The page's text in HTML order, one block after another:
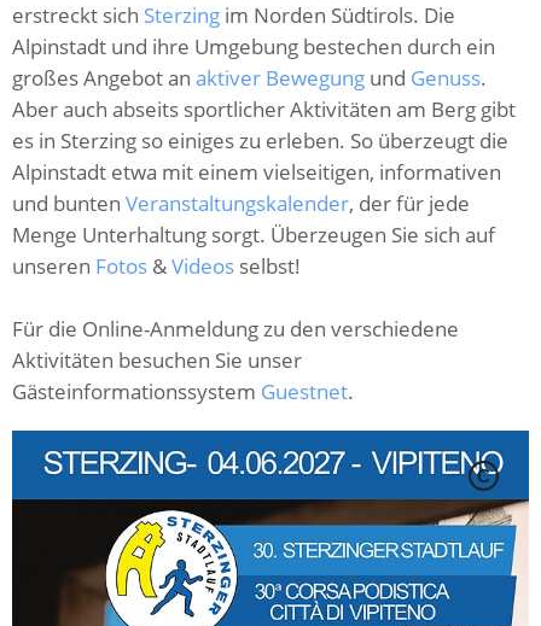
erstreckt sich Sterzing im Norden Südtirols. Die
Alpinstadt und ihre Umgebung bestechen durch ein
großes Angebot an aktiver Bewegung und Genuss.
Aber auch abseits sportlicher Aktivitäten am Berg gibt
es in Sterzing so einiges zu erleben. So überzeugt die
Alpinstadt etwa mit einem vielseitigen, informativen
und bunten Veranstaltungskalender, der für jede
Menge Unterhaltung sorgt. Überzeugen Sie sich auf
unseren Fotos &Videos selbst!
Für die Online-Anmeldung zu den verschiedene
Aktivitäten besuchen Sie unser
Gästeinformationssystem Guestnet.
C